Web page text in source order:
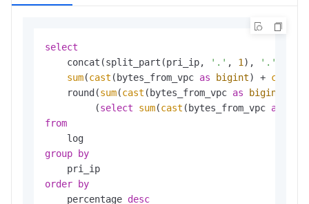
select
    concat(split_part(pri_ip,
'.' , 1), '.'
sum(cast (bytes_from_vpc as bigint) + cast
    round(
sum(cast (bytes_from_vpc as bigint
         (
select sum(cast (bytes_from_vpc as
from
group
by
order
by
    percentage
desc